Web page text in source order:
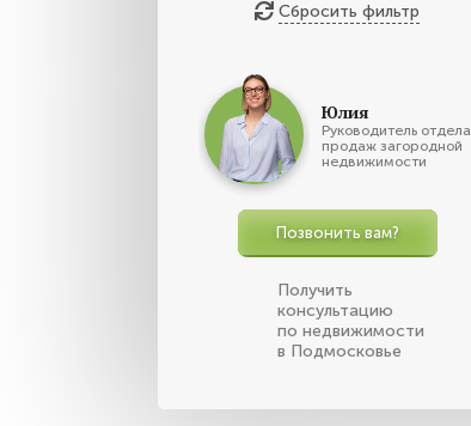
Сбросить фильтр
Юлия
Руководитель отдела
продаж загородной
недвижимости
Позвонить вам?
Получить
консультацию
по недвижимости
в Подмосковье